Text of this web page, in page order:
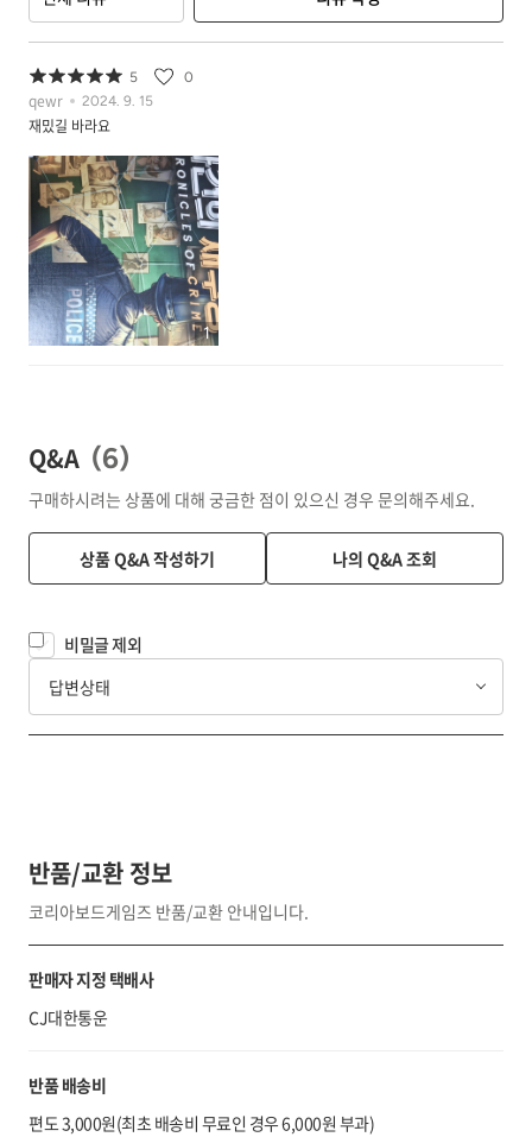
5 0
qewr 2024. 9. 15
재밌길 바라요
1
Q&A (6)
구매하시려는 상품에 대해 궁금한 점이 있으신 경우 문의해주세요.
상품 Q&A 작성하기 나의 Q&A 조회
비밀글 제외
답변상태
반품/교환 정보
코리아보드게임즈 반품/교환 안내입니다.
판매자 지정 택배사
CJ대한통운
반품 배송비
편도 3,000원(최초 배송비 무료인 경우 6,000원 부과)